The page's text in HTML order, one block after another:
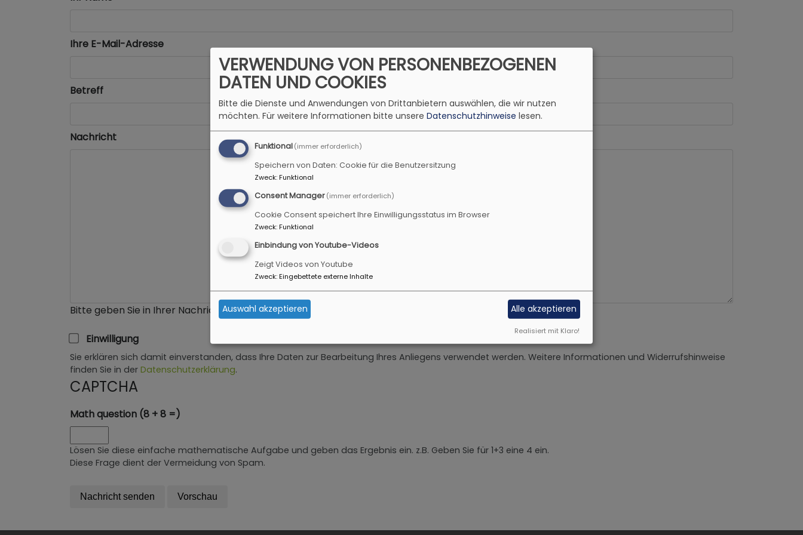
Ihre E-Mail-Adresse
Betreff
Nachricht
Bitte geben Sie in Ihrer Nachricht keine Links oder Internetadressen an.
Einwilligung
Sie erklären sich damit einverstanden, dass Ihre Daten zur Bearbeitung Ihres Anliegens verwendet werden. Weitere Informationen und Widerrufshinweise
finden Sie in der Datenschutzerklärung.
CAPTCHA
Math question (8 + 8 =)
Lösen Sie diese einfache mathematische Aufgabe und geben das Ergebnis ein. z.B. Geben Sie für 1+3 eine 4 ein.
Diese Frage dient der Vermeidung von Spam.
VERWENDUNG VON PERSONENBEZOGENEN
DATEN UND COOKIES
Bitte die Dienste und Anwendungen von Drittanbietern auswählen, die wir nutzen
möchten. Für weitere Informationen bitte unsere Datenschutzhinweise lesen.
Funktional(immer erforderlich)
Speichern von Daten: Cookie für die Benutzersitzung
Zweck:Funktional
Consent Manager(immer erforderlich)
Cookie Consent speichert Ihre Einwilligungsstatus im Browser
Zweck:Funktional
Einbindung von Youtube-Videos
Zeigt Videos von Youtube
Zweck:Eingebettete externe Inhalte
Auswahl akzeptieren Alle akzeptieren
Realisiert mit Klaro!